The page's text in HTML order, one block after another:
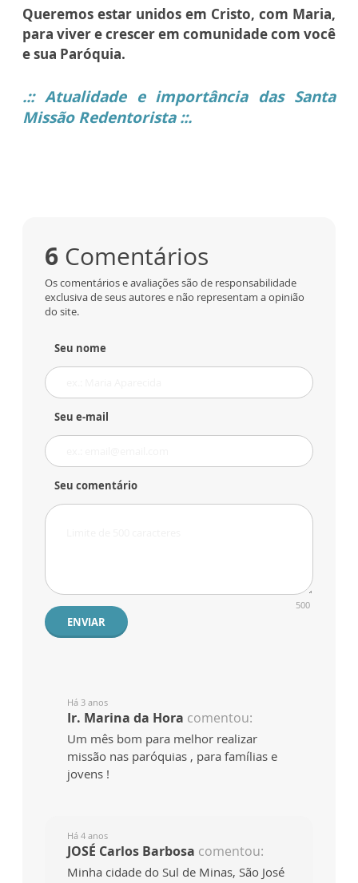
Queremos estar unidos em Cristo, com Maria,
para viver e crescer em comunidade com você
e sua Paróquia.
.:: Atualidade e importância das Santa
Missão Redentorista ::.
6 Comentários
Os comentários e avaliações são de responsabilidade
exclusiva de seus autores e não representam a opinião
do site.
Seu nome
Seu e-mail
Seu comentário
500
ENVIAR
Há 3 anos
Ir. Marina da Hora comentou:
Um mês bom para melhor realizar
missão nas paróquias , para famílias e
jovens !
Há 4 anos
JOSÉ Carlos Barbosa comentou:
Minha cidade do Sul de Minas, São José